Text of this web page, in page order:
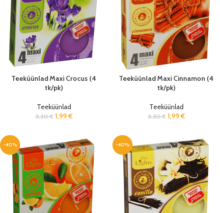
Teeküünlad Maxi Crocus (4
tk/pk)
Teeküünlad
3,30€ 1,99€
Teeküünlad Maxi Cinnamon (4
tk/pk)
Teeküünlad
3,30€ 1,99€
-40% -40%